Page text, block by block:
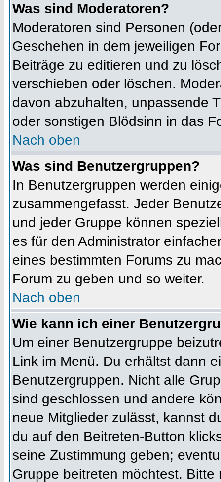
Was sind Moderatoren?
Moderatoren sind Personen
Geschehen in dem jeweiligen
Beiträge zu editieren und zu
verschieben oder löschen.
davon abzuhalten, unpassende
oder sonstigen Blödsinn in das
Nach oben
Was sind Benutzergruppen?
In Benutzergruppen werden
zusammengefasst. Jeder
und jeder Gruppe können
es für den Administrator
eines bestimmten Forums zu
Forum zu geben und so weiter.
Nach oben
Wie kann ich einer
Um einer Benutzergruppe
Link im Menü. Du erhältst dann
Benutzergruppen. Nicht alle
sind geschlossen und andere
neue Mitglieder zulässt, kannst
du auf den Beitreten-Button
seine Zustimmung geben;
Gruppe beitreten möchtest.